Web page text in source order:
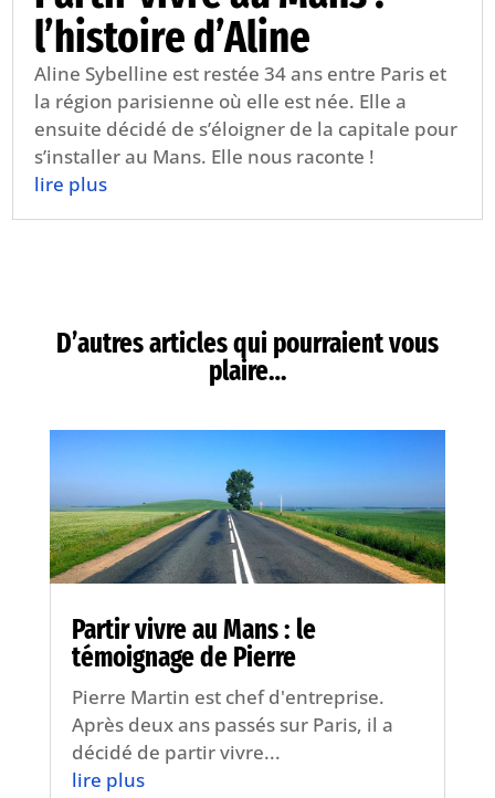
l’histoire d’Aline
Aline Sybelline est restée 34 ans entre Paris et
la région parisienne où elle est née. Elle a
ensuite décidé de s’éloigner de la capitale pour
s’installer au Mans. Elle nous raconte !
lire plus
D’autres articles qui pourraient vous
plaire…
Partir vivre au Mans : le
témoignage de Pierre
Pierre Martin est chef d'entreprise.
Après deux ans passés sur Paris, il a
décidé de partir vivre...
lire plus